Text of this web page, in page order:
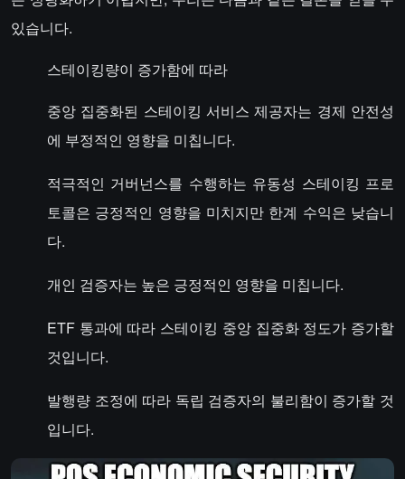
있습니다.
스테이킹량이 증가함에 따라
중앙 집중화된 스테이킹 서비스 제공자는 경제 안전성
에 부정적인 영향을 미칩니다.
적극적인 거버넌스를 수행하는 유동성 스테이킹 프로
토콜은 긍정적인 영향을 미치지만 한계 수익은 낮습니
다.
개인 검증자는 높은 긍정적인 영향을 미칩니다.
ETF 통과에 따라 스테이킹 중앙 집중화 정도가 증가할
것입니다.
발행량 조정에 따라 독립 검증자의 불리함이 증가할 것
입니다.